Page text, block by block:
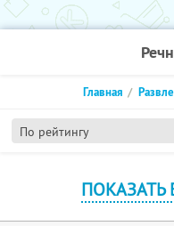
По рейтингу
Главная